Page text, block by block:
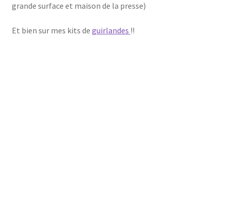
grande surface et maison de la presse)
Et bien sur mes kits de guirlandes !!